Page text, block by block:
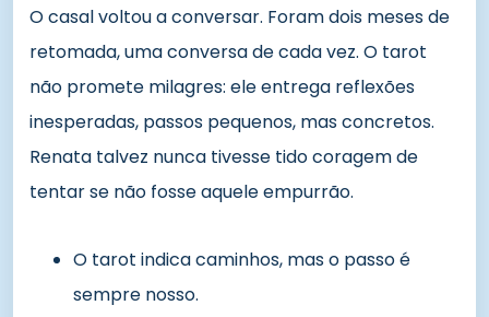
O casal voltou a conversar. Foram dois meses de
retomada, uma conversa de cada vez. O tarot
não promete milagres: ele entrega reflexões
inesperadas, passos pequenos, mas concretos.
Renata talvez nunca tivesse tido coragem de
tentar se não fosse aquele empurrão.
O tarot indica caminhos, mas o passo é
sempre nosso.